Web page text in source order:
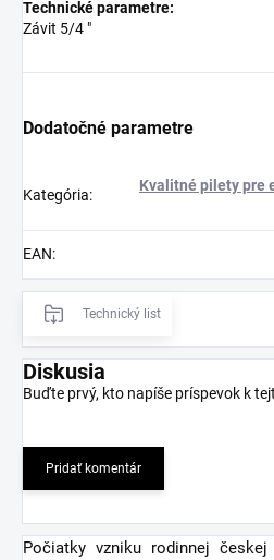
Technické parametre:
Závit 5/4 "
Dodatočné parametre
Kategória:
Kvalitné pilety pre
EAN:
Technický list
Diskusia
Buďte prvý, kto napíše príspevok k
Pridať komentár
Počiatky vzniku rodinnej